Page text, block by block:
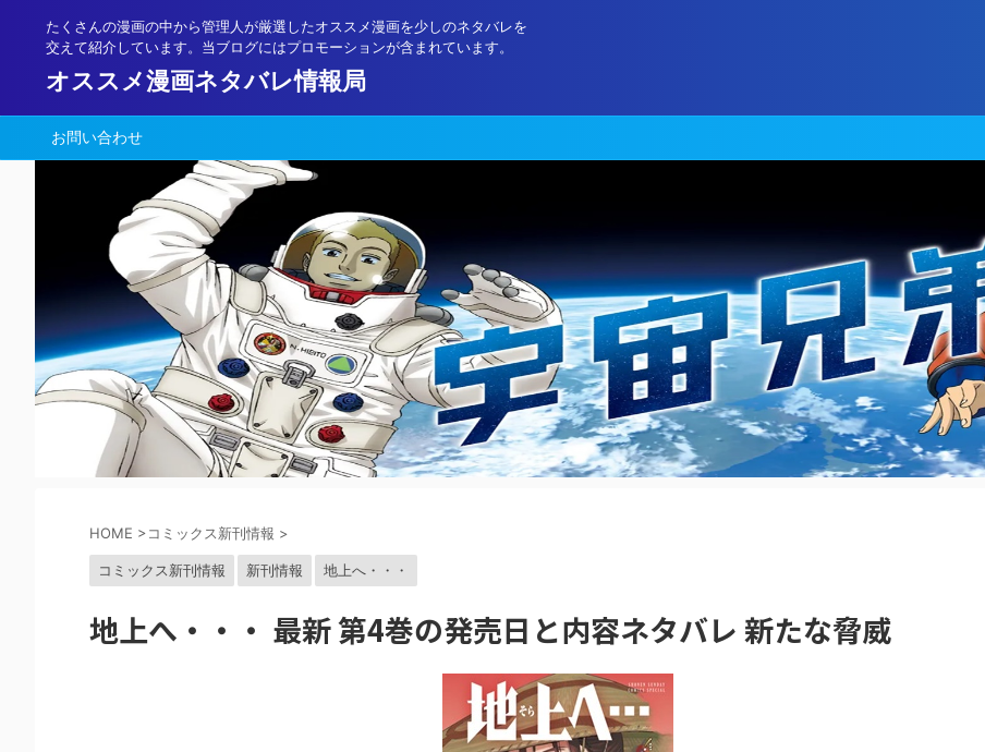
たくさんの漫画の中から管理人が厳選したオススメ漫画を少しのネタバレを
交えて紹介しています。当ブログにはプロモーションが含まれています。
オススメ漫画ネタバレ情報局
お問い合わせ
HOME >コミックス新刊情報 >
コミックス新刊情報 新刊情報 地上へ・・・
地上へ・・・ 最新 第4巻の発売日と内容ネタバレ 新たな脅威